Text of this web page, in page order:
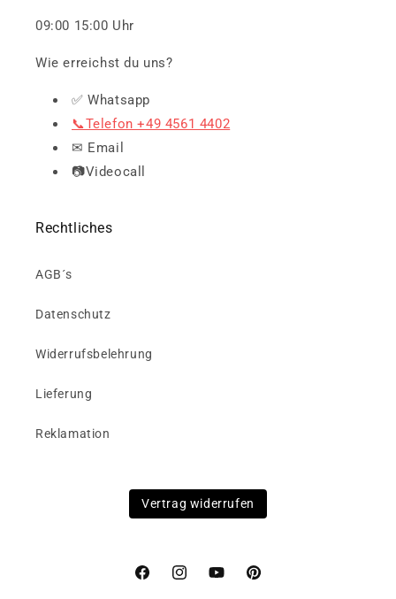
09:00 15:00 Uhr
Wie erreichst du uns?
✅ Whatsapp
📞Telefon +49 4561 4402
✉ Email
📷Videocall
Rechtliches
AGB´s
Datenschutz
Widerrufsbelehrung
Lieferung
Reklamation
Vertrag widerrufen
FacebookInstagramYouTubePinterest